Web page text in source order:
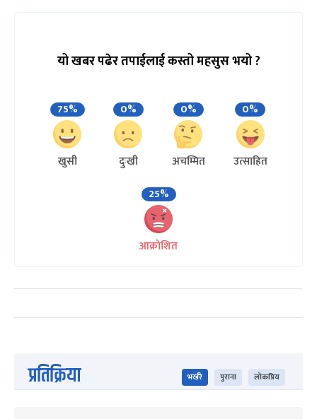
यो खबर पढेर तपाईलाई कस्तो महसुस भयो ?
75%
खुसी
0%
दुःखी
0%
अचम्मित
0%
उत्साहित
25%
आक्रोशित
प्रतिक्रिया भर्खरै पुराना लोकप्रिय